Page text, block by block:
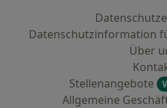
Datenschutzinformation
Über
Stellenangebote
Allgemeine